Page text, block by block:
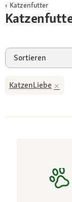
Katzenfutter
Sortieren
KatzenLiebe